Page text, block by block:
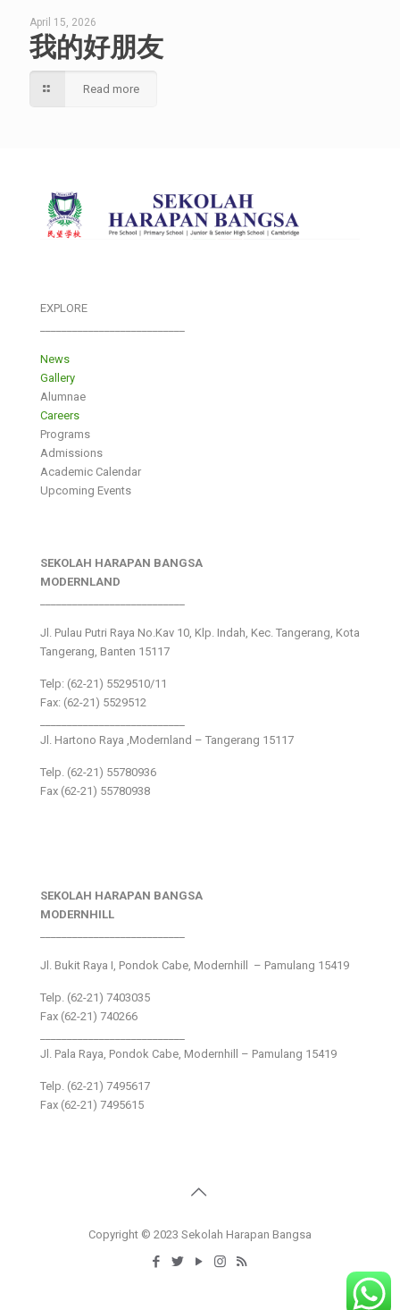
April 15, 2026
我的好朋友
Read more
EXPLORE
News
Gallery
Alumnae
Careers
Programs
Admissions
Academic Calendar
Upcoming Events
SEKOLAH HARAPAN BANGSA
MODERNLAND
Jl. Pulau Putri Raya No.Kav 10, Klp. Indah, Kec. Tangerang, Kota
Tangerang, Banten 15117
Telp: (62-21) 5529510/11
Fax: (62-21) 5529512
Jl. Hartono Raya ,Modernland – Tangerang 15117
Telp. (62-21) 55780936
Fax (62-21) 55780938
SEKOLAH HARAPAN BANGSA
MODERNHILL
Jl. Bukit Raya I, Pondok Cabe, Modernhill – Pamulang 15419
Telp. (62-21) 7403035
Fax (62-21) 740266
Jl. Pala Raya, Pondok Cabe, Modernhill – Pamulang 15419
Telp. (62-21) 7495617
Fax (62-21) 7495615
Copyright © 2023 Sekolah Harapan Bangsa